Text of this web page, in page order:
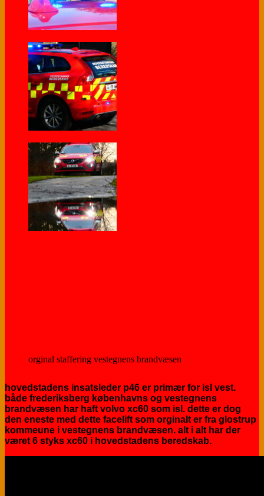
orginal staffering vestegnens brandvæsen
hovedstadens insatsleder p46 er primær for isl vest.
både frederiksberg københavns og vestegnens
brandvæsen har haft volvo xc60 som isl. dette er dog
den eneste med dette facelift som orginalt er fra glostrup
kommeune i vestegnens brandvæsen. alt i alt har der
været 6 styks xc60 i hovedstadens beredskab.